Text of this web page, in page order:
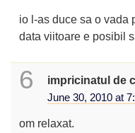
io l-as duce sa o vada
data viitoare e posibil
6 impricinatul de
June 30, 2010 at
om relaxat.